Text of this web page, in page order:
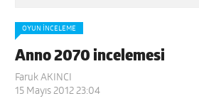
OYUN İNCELEME
Anno 2070 incelemesi
Faruk AKINCI
15 Mayıs 2012 23:04